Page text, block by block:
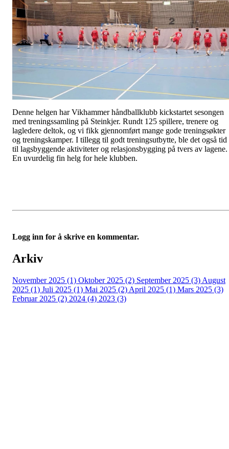
Denne helgen har Vikhammer håndballklubb kickstartet sesongen
med treningssamling på Steinkjer. Rundt 125 spillere, trenere og
lagledere deltok, og vi fikk gjennomført mange gode treningsøkter
og treningskamper. I tillegg til godt treningsutbytte, ble det også tid
til lagsbyggende aktiviteter og relasjonsbygging på tvers av lagene.
En uvurdelig fin helg for hele klubben.
Logg inn for å skrive en kommentar.
Arkiv
November 2025 (1) Oktober 2025 (2) September 2025 (3) August
2025 (1) Juli 2025 (1) Mai 2025 (2) April 2025 (1) Mars 2025 (3)
Februar 2025 (2) 2024 (4) 2023 (3)